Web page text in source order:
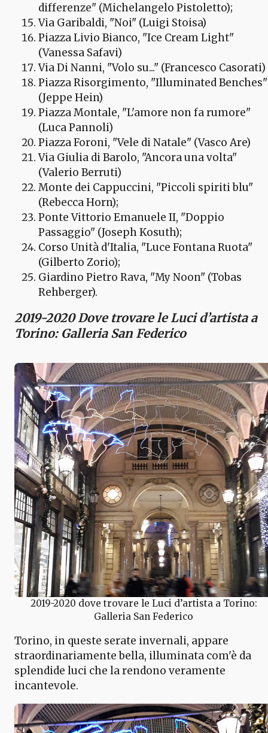
differenze" (Michelangelo Pistoletto);
Via Garibaldi, "Noi" (Luigi Stoisa)
Piazza Livio Bianco, "Ice Cream Light"
(Vanessa Safavi)
Via Di Nanni, "Volo su..." (Francesco Casorati)
Piazza Risorgimento, "Illuminated Benches"
(Jeppe Hein)
Piazza Montale, "L'amore non fa rumore"
(Luca Pannoli)
Piazza Foroni, "Vele di Natale" (Vasco Are)
Via Giulia di Barolo, "Ancora una volta"
(Valerio Berruti)
Monte dei Cappuccini, "Piccoli spiriti blu"
(Rebecca Horn);
Ponte Vittorio Emanuele II, "Doppio
Passaggio" (Joseph Kosuth);
Corso Unità d'Italia, "Luce Fontana Ruota"
(Gilberto Zorio);
Giardino Pietro Rava, "My Noon" (Tobas
Rehberger).
2019-2020 Dove trovare le Luci d’artista a
Torino: Galleria San Federico
2019-2020 dove trovare le Luci d’artista a Torino:
Galleria San Federico
Torino, in queste serate invernali, appare
straordinariamente bella, illuminata com'è da
splendide luci che la rendono veramente
incantevole.